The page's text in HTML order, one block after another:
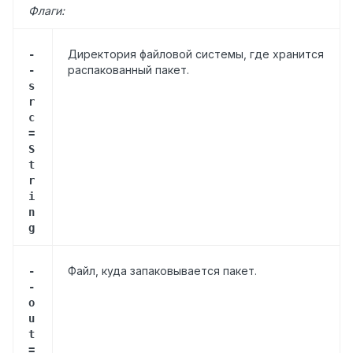
Флаги:
-
-
s
r
c
=
S
t
r
i
n
g
Директория файловой системы, где хранится
распакованный пакет.
-
-
o
u
t
=
Файл, куда запаковывается пакет.